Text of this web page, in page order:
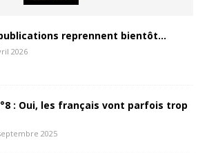
reprennent bientôt…
2026
: Oui, les français vont parfois trop
2025